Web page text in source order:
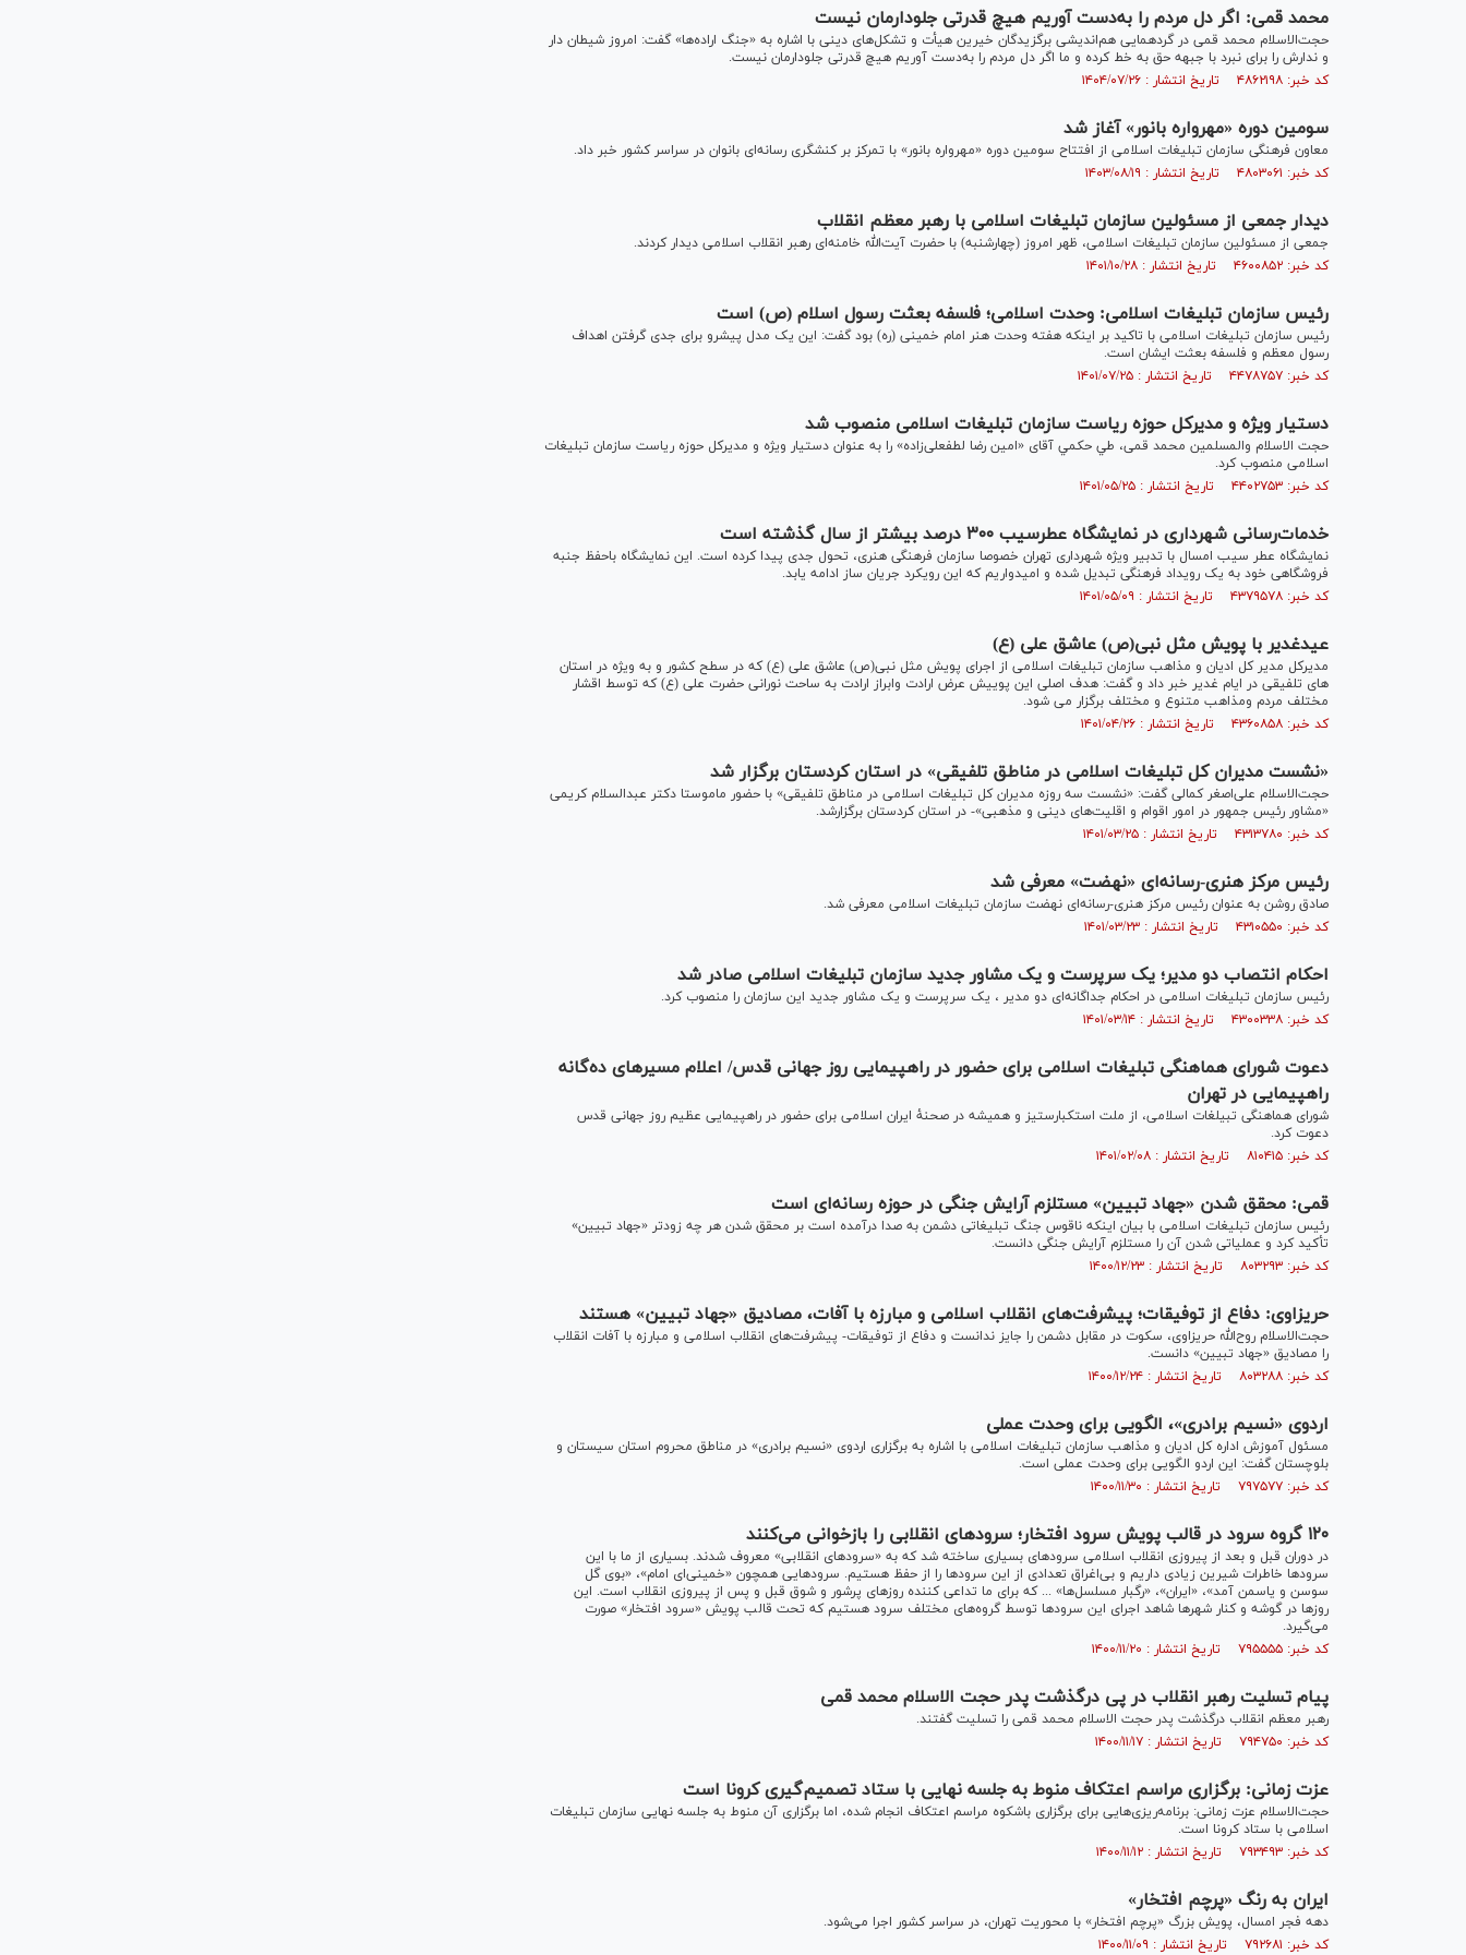
محمد قمی: اگر دل مردم را به‌دست آوریم هیچ قدرتی جلودارمان نیست
حجت‌الاسلام محمد قمی در گردهمایی هم‌اندیشی برگزیدگان خیرین هیأت و تشکل‌های دینی با اشاره به «جنگ اراده‌ها» گفت: امروز شیطان دار
و ندارش را برای نبرد با جبهه حق به خط کرده و ما اگر دل مردم را به‌دست آوریم هیچ قدرتی جلودارمان نیست.
کد خبر: ۴۸۶۲۱۹۸ تاریخ انتشار : ۱۴۰۴/۰۷/۲۶
سومین دوره «مهرواره بانور» آغاز شد
معاون فرهنگی سازمان تبلیغات اسلامی از افتتاح سومین دوره «مهرواره بانور» با تمرکز بر کنشگری رسانه‌ای بانوان در سراسر کشور خبر داد.
کد خبر: ۴۸۰۳۰۶۱ تاریخ انتشار : ۱۴۰۳/۰۸/۱۹
دیدار جمعی از مسئولین سازمان تبلیغات اسلامی با رهبر معظم انقلاب
جمعی از مسئولین سازمان تبلیغات اسلامی، ظهر امروز (چهارشنبه) با حضرت آیت‌الله خامنه‌ای رهبر انقلاب اسلامی دیدار کردند.
کد خبر: ۴۶۰۰۸۵۲ تاریخ انتشار : ۱۴۰۱/۱۰/۲۸
رئیس سازمان تبلیغات اسلامی: وحدت اسلامی؛ فلسفه بعثت رسول اسلام (ص) است
رئیس سازمان تبلیغات اسلامی با تاکید بر اینکه هفته وحدت هنر امام خمینی (ره) بود گفت: این یک مدل پیشرو برای جدی گرفتن اهداف
رسول معظم و فلسفه بعثت ایشان است.
کد خبر: ۴۴۷۸۷۵۷ تاریخ انتشار : ۱۴۰۱/۰۷/۲۵
دستیار ویژه و مدیرکل حوزه ریاست سازمان تبلیغات اسلامی منصوب شد
حجت الاسلام والمسلمین محمد قمی، طي حكمي آقای «امین رضا لطفعلی‌زاده» را به عنوان دستیار ویژه و مدیرکل حوزه ریاست سازمان تبلیغات
اسلامی منصوب كرد.
کد خبر: ۴۴۰۲۷۵۳ تاریخ انتشار : ۱۴۰۱/۰۵/۲۵
خدمات‌رسانی شهرداری در نمایشگاه عطرسیب ۳۰۰ درصد بیشتر از سال گذشته است
نمایشگاه عطر سیب امسال با تدبیر ویژه شهرداری تهران خصوصا سازمان فرهنگی هنری، تحول جدی پیدا کرده است. این نمایشگاه باحفظ جنبه
فروشگاهی خود به یک رویداد فرهنگی تبدیل شده و امیدواریم که این رویکرد جریان ساز ادامه یابد.
کد خبر: ۴۳۷۹۵۷۸ تاریخ انتشار : ۱۴۰۱/۰۵/۰۹
عیدغدیر با پویش مثل نبی(ص) عاشق علی (ع)
مدیرکل مدیر کل ادیان و مذاهب سازمان تبلیغات اسلامی از اجرای پویش مثل نبی(ص) عاشق علی (ع) که در سطح کشور و به ویژه در استان
های تلفیقی در ایام غدیر خبر داد و گفت: هدف اصلی این پوییش عرض ارادت وابراز ارادت به ساحت نورانی حضرت علی (ع) که توسط اقشار
مختلف مردم ومذاهب متنوع و مختلف برگزار می شود.
کد خبر: ۴۳۶۰۸۵۸ تاریخ انتشار : ۱۴۰۱/۰۴/۲۶
«نشست مدیران کل تبلیغات اسلامی در مناطق تلفیقی» در استان کردستان برگزار شد
حجت‌الاسلام علی‌اصغر کمالی گفت: «نشست سه روزه مدیران کل تبلیغات اسلامی در مناطق تلفیقی» با حضور ماموستا دکتر عبدالسلام کریمی
«مشاور رئیس جمهور در امور اقوام و اقلیت‌های دینی و مذهبی»- در استان کردستان برگزارشد.
کد خبر: ۴۳۱۳۷۸۰ تاریخ انتشار : ۱۴۰۱/۰۳/۲۵
رئیس مرکز هنری-رسانه‌ای «نهضت» معرفی شد
صادق روشن به عنوان رئیس مرکز هنری-رسانه‌ای نهضت سازمان تبلیغات اسلامی معرفی شد.
کد خبر: ۴۳۱۰۵۵۰ تاریخ انتشار : ۱۴۰۱/۰۳/۲۳
احکام انتصاب دو مدیر؛ یک سرپرست و یک مشاور جدید سازمان تبلیغات اسلامی صادر شد
رئیس سازمان تبلیغات اسلامی در احکام جداگانه‌ای دو مدیر ، یک سرپرست و یک مشاور جدید این سازمان را منصوب کرد.
کد خبر: ۴۳۰۰۳۳۸ تاریخ انتشار : ۱۴۰۱/۰۳/۱۴
دعوت شورای هماهنگی تبلیغات اسلامی برای حضور در راهپیمایی روز جهانی قدس/ اعلام مسیرهای ده‌گانه
راهپیمایی در تهران
شورای هماهنگی تبیلغات اسلامی، از ملت استکبارستیز و همیشه در صحنۀ ایران اسلامی برای حضور در راهپیمایی عظیم روز جهانی قدس
دعوت کرد.
کد خبر: ۸۱۰۴۱۵ تاریخ انتشار : ۱۴۰۱/۰۲/۰۸
قمی: محقق شدن «جهاد تبیین» مستلزم آرایش جنگی در حوزه رسانه‌ای است
رئیس سازمان تبلیغات اسلامی با بیان اینکه ناقوس جنگ تبلیغاتی دشمن به صدا درآمده است بر محقق شدن هر چه زودتر «جهاد تبیین»
تأکید کرد و عملیاتی شدن آن را مستلزم آرایش جنگی دانست.
کد خبر: ۸۰۳۲۹۳ تاریخ انتشار : ۱۴۰۰/۱۲/۲۳
حریزاوی: دفاع از توفیقات؛ پیشرفت‌های انقلاب اسلامی و مبارزه با آفات، مصادیق «جهاد تبیین» هستند
حجت‌الاسلام روح‌الله حریزاوی، سکوت در مقابل دشمن را جایز ندانست و دفاع از توفیقات- پیشرفت‌های انقلاب اسلامی و مبارزه با آفات انقلاب
را مصادیق «جهاد تبیین» دانست.
کد خبر: ۸۰۳۲۸۸ تاریخ انتشار : ۱۴۰۰/۱۲/۲۴
اردوی «نسیم برادری»، الگویی برای وحدت عملی
مسئول آموزش اداره کل ادیان و مذاهب سازمان تبلیغات اسلامی با اشاره به برگزاری اردوی «نسیم برادری» در مناطق محروم استان سیستان و
بلوچستان گفت: این اردو الگویی برای وحدت عملی است.
کد خبر: ۷۹۷۵۷۷ تاریخ انتشار : ۱۴۰۰/۱۱/۳۰
۱۲۰ گروه سرود در قالب پویش سرود افتخار؛ سرود‌های انقلابی را بازخوانی می‌کنند
در دوران قبل و بعد از پیروزی انقلاب اسلامی سرود‌های بسیاری ساخته شد که به «سرود‌های انقلابی» معروف شدند. بسیاری از ما با این
سرود‌ها خاطرات شیرین زیادی داریم و بی‌اغراق تعدادی از این سرود‌ها را از حفظ هستیم. سرود‌هایی همچون «خمینی‌ای امام»، «بوی گل
سوسن و یاسمن آمد»، «ایران»، «رگبار مسلسل‌ها» ... که برای ما تداعی کننده روز‌های پرشور و شوق قبل و پس از پیروزی انقلاب است. این
روز‌ها در گوشه و کنار شهر‌ها شاهد اجرای این سرود‌ها توسط گروه‌های مختلف سرود هستیم که تحت قالب پویش «سرود افتخار» صورت
می‌گیرد.
کد خبر: ۷۹۵۵۵۵ تاریخ انتشار : ۱۴۰۰/۱۱/۲۰
پیام تسلیت رهبر انقلاب در پی درگذشت پدر حجت الاسلام محمد قمی
رهبر معظم انقلاب درگذشت پدر حجت الاسلام محمد قمی را تسلیت گفتند.
کد خبر: ۷۹۴۷۵۰ تاریخ انتشار : ۱۴۰۰/۱۱/۱۷
عزت زمانی: برگزاری مراسم اعتکاف منوط به جلسه نهایی با ستاد تصمیم‌گیری کرونا است
حجت‌الاسلام عزت زمانی: برنامه‌ریزی‌هایی برای برگزاری باشکوه مراسم اعتکاف انجام شده، اما برگزاری آن منوط به جلسه نهایی سازمان تبلیغات
اسلامی با ستاد کرونا است.
کد خبر: ۷۹۳۴۹۳ تاریخ انتشار : ۱۴۰۰/۱۱/۱۲
ایران به رنگ «پرچم افتخار»
دهه فجر امسال، پویش بزرگ «پرچم افتخار» با محوریت تهران، در سراسر کشور اجرا می‌شود.
کد خبر: ۷۹۲۶۸۱ تاریخ انتشار : ۱۴۰۰/۱۱/۰۹